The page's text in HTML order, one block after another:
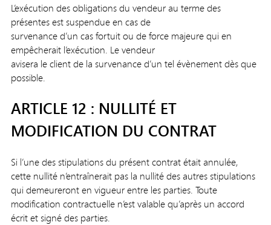
L’exécution des obligations du vendeur au terme des
présentes est suspendue en cas de
survenance d’un cas fortuit ou de force majeure qui en
empêcherait l’exécution. Le vendeur
avisera le client de la survenance d’un tel évènement dès que
possible.
ARTICLE 12 : NULLITÉ ET
MODIFICATION DU CONTRAT
Si l’une des stipulations du présent contrat était annulée,
cette nullité n’entraînerait pas la nullité des autres stipulations
qui demeureront en vigueur entre les parties. Toute
modification contractuelle n’est valable qu’après un accord
écrit et signé des parties.